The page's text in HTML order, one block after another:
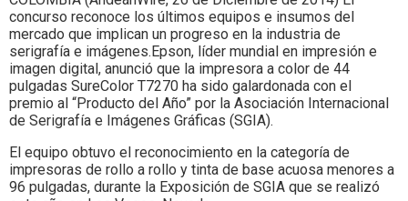
concurso reconoce los últimos equipos e insumos del
mercado que implican un progreso en la industria de
serigrafía e imágenes.Epson, líder mundial en impresión e
imagen digital, anunció que la impresora a color de 44
pulgadas SureColor T7270 ha sido galardonada con el
premio al “Producto del Año” por la Asociación Internacional
de Serigrafía e Imágenes Gráficas (SGIA).
El equipo obtuvo el reconocimiento en la categoría de
impresoras de rollo a rollo y tinta de base acuosa menores a
96 pulgadas, durante la Exposición de SGIA que se realizó